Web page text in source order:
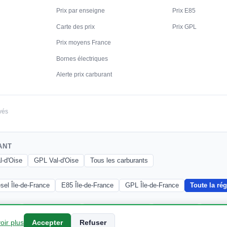
plus Accepter Refuser
Prix par enseigne
Carte des prix
Prix moyens France
Bornes électriques
Alerte prix carburant
Prix E85
Prix GPL
d'Oise
GPL Val-d'Oise Tous les carburants
Île-de-France E85 Île-de-France GPL Île-de-France Toute la